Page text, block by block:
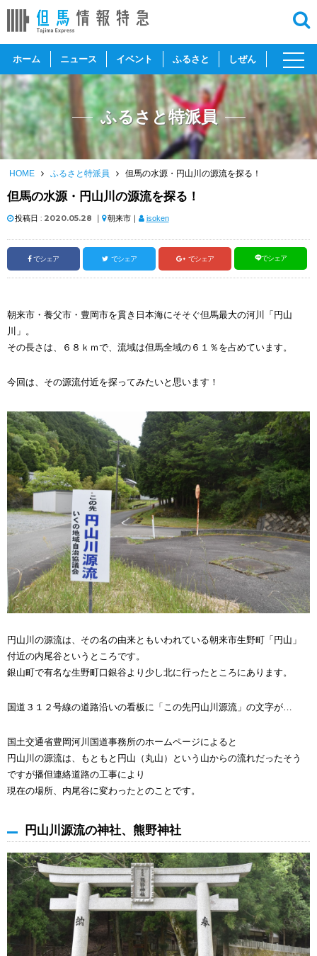
ホーム ニュース イベント ふるさと しぜん
toggle
ふるさと特派員
HOME ふるさと特派員 但馬の水源・円山川の源流を探る！
但馬の水源・円山川の源流を探る！
投稿日 : 2020.05.28 ｜ 朝来市｜ isoken
でシェア でシェア でシェア でシェア
朝来市・養父市・豊岡市を貫き日本海にそそぐ但馬最大の河川「円山
川」。
その長さは、６８ｋｍで、流域は但馬全域の６１％を占めています。
今回は、その源流付近を探ってみたいと思います！
円山川の源流は、その名の由来ともいわれている朝来市生野町「円山」
付近の内尾谷というところです。
銀山町で有名な生野町口銀谷より少し北に行ったところにあります。
国道３１２号線の道路沿いの看板に「この先円山川源流」の文字が…
国土交通省豊岡河川国道事務所のホームページによると
円山川の源流は、もともと円山（丸山）という山からの流れだったそう
ですが播但連絡道路の工事により
現在の場所、内尾谷に変わったとのことです。
円山川源流の神社、熊野神社